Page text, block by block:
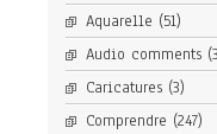
Aquarelle (51)
Audio comments
Caricatures (3)
Comprendre (247)